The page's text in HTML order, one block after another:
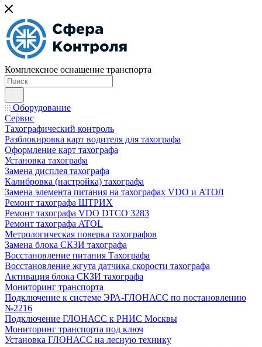
Комплексное оснащение транспорта
Оборудование
Сервис
Тахографический контроль
Разблокировка карт водителя для тахографа
Оформление карт тахографа
Установка тахографа
Замена дисплея тахографа
Калибровка (настройка) тахографа
Замена элемента питания на тахографах VDO и АТОЛ
Ремонт тахографа ШТРИХ
Ремонт тахографа VDO DTCO 3283
Ремонт тахографа ATOL
Метрологическая поверка тахографов
Замена блока СКЗИ тахографа
Восстановление питания Тахографа
Восстановление жгута датчика скорости тахографа
Активация блока СКЗИ тахографа
Мониторинг транспорта
Подключение к системе ЭРА-ГЛОНАСС по постановлению
№2216
Подключение ГЛОНАСС к РНИС Москвы
Мониторинг транспорта под ключ
Установка ГЛОНАСС на лесную технику